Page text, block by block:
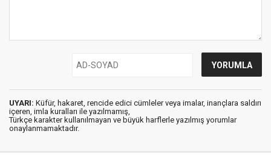
UYARI: Küfür, hakaret, rencide edici cümleler veya imalar, inançlara saldırı
içeren, imla kuralları ile yazılmamış,
Türkçe karakter kullanılmayan ve büyük harflerle yazılmış yorumlar
onaylanmamaktadır.